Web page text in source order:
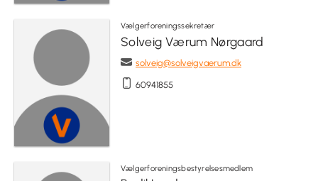
Vælgerforeningssekretær
Solveig Værum Nørgaard
solveig@solveigvaerum.dk
60941855
Vælgerforeningsbestyrelsesmedlem